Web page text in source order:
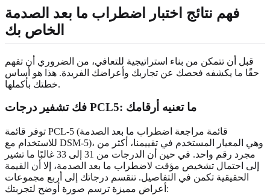
فهم نتائج اختبار اضطراب ما بعد الصدمة
الخاص بك
قبل أن تتمكن من بناء استراتيجية للتعافي، من الضروري أن تفهم
حقًا ما يكشفه فحصك عن تجاربك وأعراضك الفريدة. هذا هو أساس
خطتك بأكملها.
فك تشفير درجات PCL5: ما تعنيه أرقامك
توفر قائمة PCL-5 (قائمة مراجعة اضطراب ما بعد الصدمة
للاستخدام مع DSM-5)، وهي المعيار المستخدم في تقييمنا، أكثر من
مجرد رقم واحد. في حين أن الدرجات من 31 إلى 33 غالبًا ما تشير
إلى احتمال تشخيص مؤقت لاضطراب ما بعد الصدمة، إلا أن القيمة
الحقيقية تكمن في التفاصيل. تنقسم درجاتك إلى أربع مجموعات
أعراض مميزة ترسم صورة أوضح لتجربتك: